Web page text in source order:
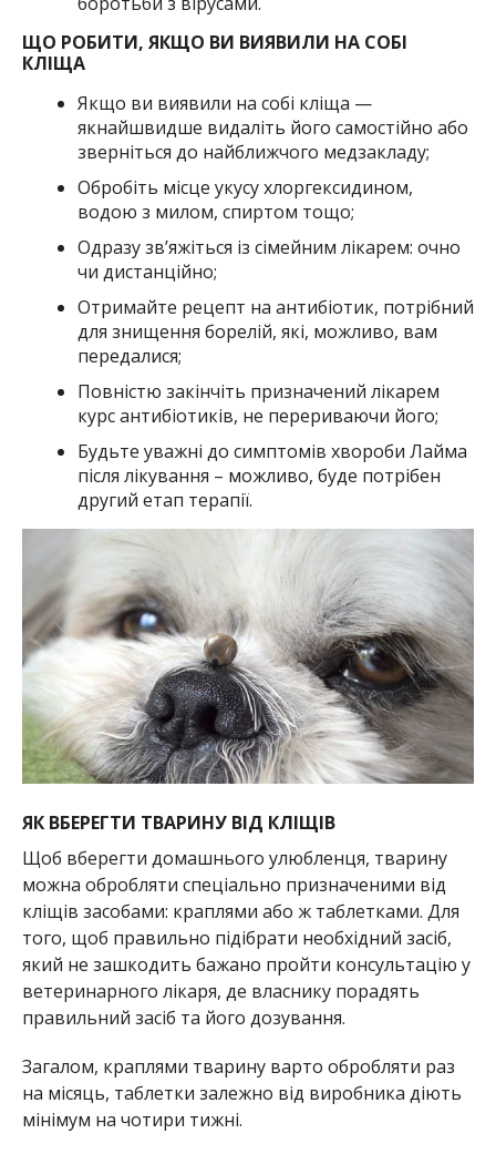
ЩО РОБИТИ, ЯКЩО ВИ ВИЯВИЛИ НА СОБІ
КЛІЩА
Якщо ви виявили на собі кліща —
якнайшвидше видаліть його самостійно або
зверніться до найближчого медзакладу;
Обробіть місце укусу хлоргексидином,
водою з милом, спиртом тощо;
Одразу зв’яжіться із сімейним лікарем: очно
чи дистанційно;
Отримайте рецепт на антибіотик, потрібний
для знищення борелій, які, можливо, вам
передалися;
Повністю закінчіть призначений лікарем
курс антибіотиків, не перериваючи його;
Будьте уважні до симптомів хвороби Лайма
після лікування – можливо, буде потрібен
другий етап терапії.
ЯК ВБЕРЕГТИ ТВАРИНУ ВІД КЛІЩІВ
Щоб вберегти домашнього улюбленця, тварину
можна обробляти спеціально призначеними від
кліщів засобами: краплями або ж таблетками. Для
того, щоб правильно підібрати необхідний засіб,
який не зашкодить бажано пройти консультацію у
ветеринарного лікаря, де власнику порадять
правильний засіб та його дозування.
Загалом, краплями тварину варто обробляти раз
на місяць, таблетки залежно від виробника діють
мінімум на чотири тижні.